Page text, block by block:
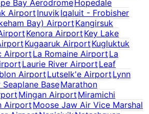
Bay AerodromeHopedale
AirportInuvikIqaluit - Frobisher
Bay) AirportKangirsuk
Kenora AirportKey Lake
Kugaaruk AirportKugluktuk
AirportLa Romaine Airport La
Laurie River AirportLeaf
AirportLutselk'e AirportLynn
BaseMarathon
Mingan AirportMiramichi
AirportMoose Jaw Air Vice Marshal